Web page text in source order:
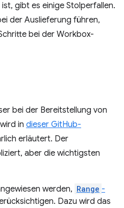
gibt es einige Stolperfallen.
der Auslieferung führen,
bei der Workbox-
bei der Bereitstellung von
in dieser GitHub-
erläutert. Der
aber die wichtigsten
werden, Range -
Dazu wird das